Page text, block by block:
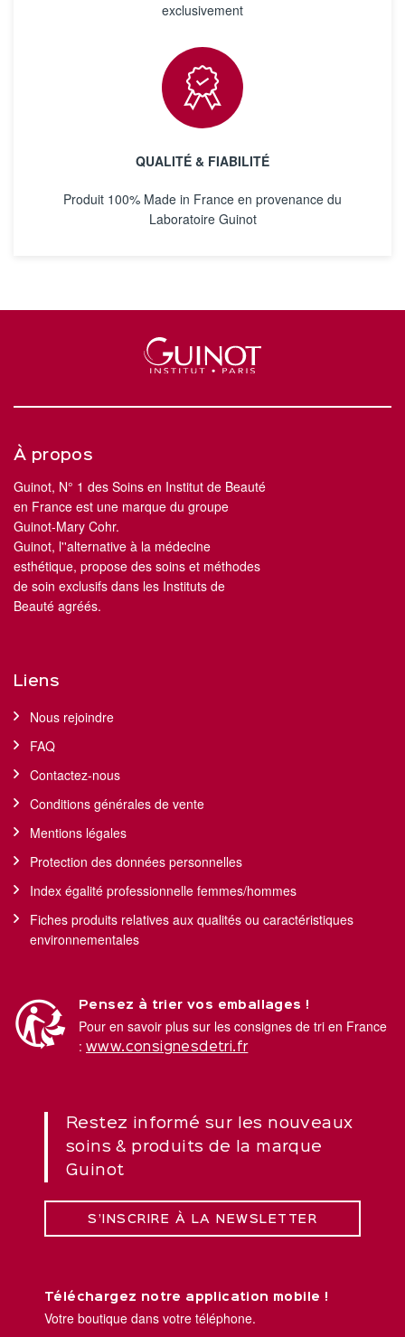
exclusivement
QUALITÉ & FIABILITÉ
Produit 100% Made in France en provenance du
Laboratoire Guinot
À propos
Guinot, N° 1 des Soins en Institut de Beauté
en France est une marque du groupe
Guinot-Mary Cohr.
Guinot, l''alternative à la médecine
esthétique, propose des soins et méthodes
de soin exclusifs dans les Instituts de
Beauté agréés.
Liens
Nous rejoindre
FAQ
Contactez-nous
Conditions générales de vente
Mentions légales
Protection des données personnelles
Index égalité professionnelle femmes/hommes
Fiches produits relatives aux qualités ou caractéristiques
environnementales
Pensez à trier vos emballages !
Pour en savoir plus sur les consignes de tri en France
: www.consignesdetri.fr
Restez informé sur les nouveaux
soins & produits de la marque
Guinot
S’INSCRIRE À LA NEWSLETTER
Téléchargez notre application mobile !
Votre boutique dans votre téléphone.